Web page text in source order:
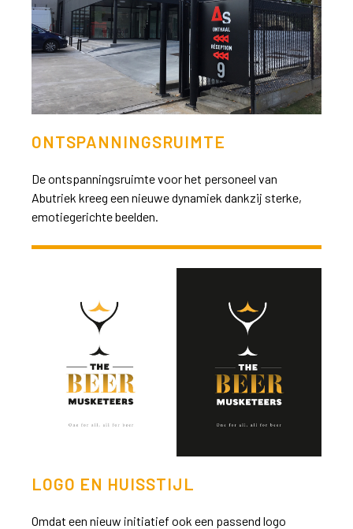
>>
ONTSPANNINGSRUIMTE
De ontspanningsruimte voor het personeel van
Abutriek kreeg een nieuwe dynamiek dankzij sterke,
emotiegerichte beelden.
>>
LOGO EN HUISSTIJL
Omdat een nieuw initiatief ook een passend logo